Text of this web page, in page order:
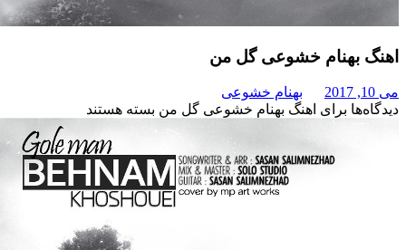
خشوعی گل من
بهنام خشوعی
برای اهنگ بهنام خشوعی گل منبسته هستند